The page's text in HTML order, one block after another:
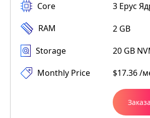
Core
3 Epyc
RAM
2 GB
Storage
20 GB
Monthly Price
$17.36 /